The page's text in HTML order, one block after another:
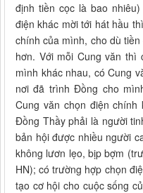
định tiền cọc là bao
điện khác mời tới hát hầu
chính của mình, cho dù
hơn. Với mỗi Cung văn thì
mình khác nhau, có Cung
nơi đã trình Đồng cho
Cung văn chọn điện
Đồng Thầy phải là người
bản hội được nhiều người
không lươn lẹo, bịp bợm
HN); có trường hợp chọn
tạo cơ hội cho cuộc sống